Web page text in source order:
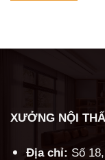
XƯỞNG NỘI
Địa chỉ: Số